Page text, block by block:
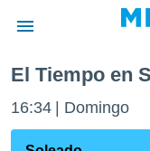
de
por
El Tiempo en
16:34 Domingo